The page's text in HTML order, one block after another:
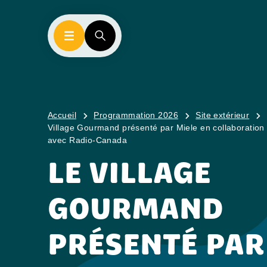
Accueil Programmation 2026 Site extérieur
Village Gourmand présenté par Miele en collaboration
avec Radio-Canada
LE VILLAGE
GOURMAND
PRÉSENTÉ PAR